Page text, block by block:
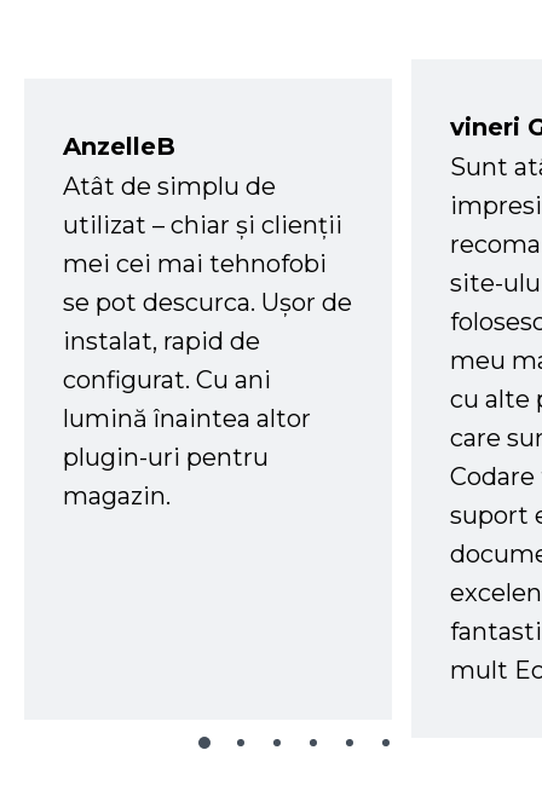
AnzelleB
Atât de simplu de
utilizat – chiar și clienții
mei cei mai tehnofobi
se pot descurca. Ușor de
instalat, rapid de
configurat. Cu ani
lumină înaintea altor
plugin-uri pentru
magazin.
vineri
Sunt
site-
meu
cu alte
care
suport
mult